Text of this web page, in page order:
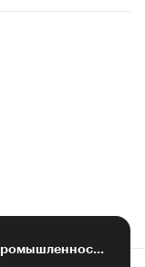
Рынок труда эпохи пандемии: как промышленность работает с персоналом